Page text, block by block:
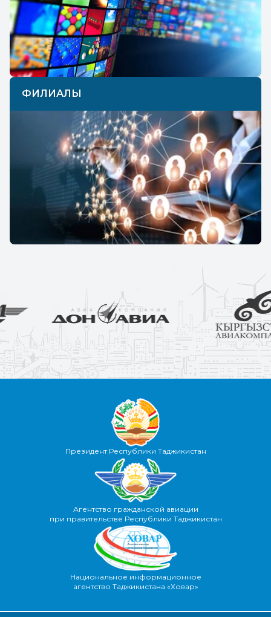
ФИЛИАЛЫ
Президент Республики Таджикистан
Агентство гражданской авиации
при правительстве Республики Таджикистан
Национальное информационное
агентство Таджикистана «Ховар»